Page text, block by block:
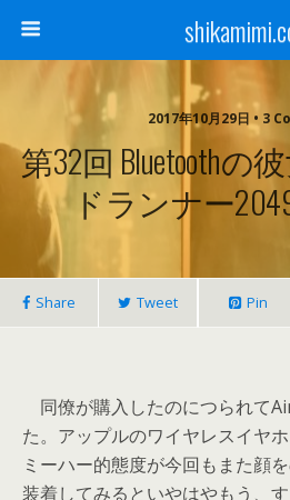
2017年10月29日 • 3
第32回 Bluetoothの
ドランナー
Share Tweet Pin
同僚が購入したのにつられて
た。アップルのワイヤレスイヤ
ミーハー的態度が今回もまた顔
装着してみるといやはやもう、